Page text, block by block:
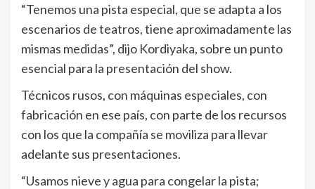
“Tenemos una pista especial, que se adapta a los
escenarios de teatros, tiene aproximadamente las
mismas medidas”, dijo Kordiyaka, sobre un punto
esencial para la presentación del show.
Técnicos rusos, con máquinas especiales, con
fabricación en ese país, con parte de los recursos
con los que la compañía se moviliza para llevar
adelante sus presentaciones.
“Usamos nieve y agua para congelar la pista;